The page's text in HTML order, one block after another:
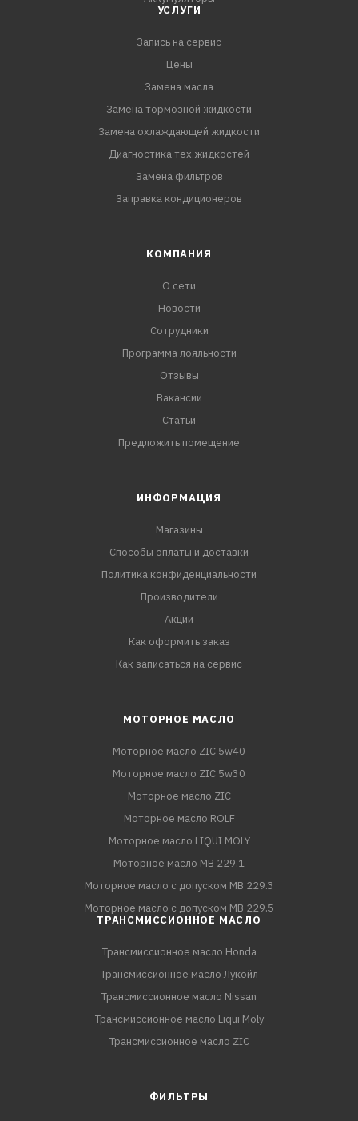
УСЛУГИ
Запись на сервис
Цены
Замена масла
Замена тормозной жидкости
Замена охлаждающей жидкости
Диагностика тех.жидкостей
Замена фильтров
Заправка кондиционеров
КОМПАНИЯ
О сети
Новости
Сотрудники
Программа лояльности
Отзывы
Вакансии
Статьи
Предложить помещение
ИНФОРМАЦИЯ
Магазины
Способы оплаты и доставки
Политика конфиденциальности
Производители
Акции
Как оформить заказ
Как записаться на сервис
МОТОРНОЕ МАСЛО
Моторное масло ZIC 5w40
Моторное масло ZIC 5w30
Моторное масло ZIC
Моторное масло ROLF
Моторное масло LIQUI MOLY
Моторное масло MB 229.1
Моторное масло с допуском MB 229.3
Моторное масло с допуском MB 229.5
ТРАНСМИССИОННОЕ МАСЛО
Трансмиссионное масло Honda
Трансмиссионное масло Лукойл
Трансмиссионное масло Nissan
Трансмиссионное масло Liqui Moly
Трансмиссионное масло ZIC
ФИЛЬТРЫ